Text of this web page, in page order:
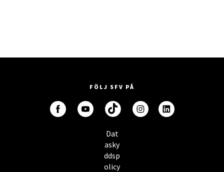
FÖLJ SFV PÅ
Dat
asky
ddsp
olicy